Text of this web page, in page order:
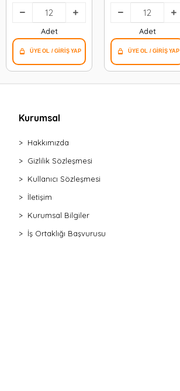
Adet
Dübel Beyaz &
Plastik*12x9
Adet
Kurumsal
Hakkımızda
Gizlilik Sözleşmesi
Kullanıcı Sözleşmesi
İletişim
Kurumsal Bilgiler
İş Ortaklığı Başvurusu